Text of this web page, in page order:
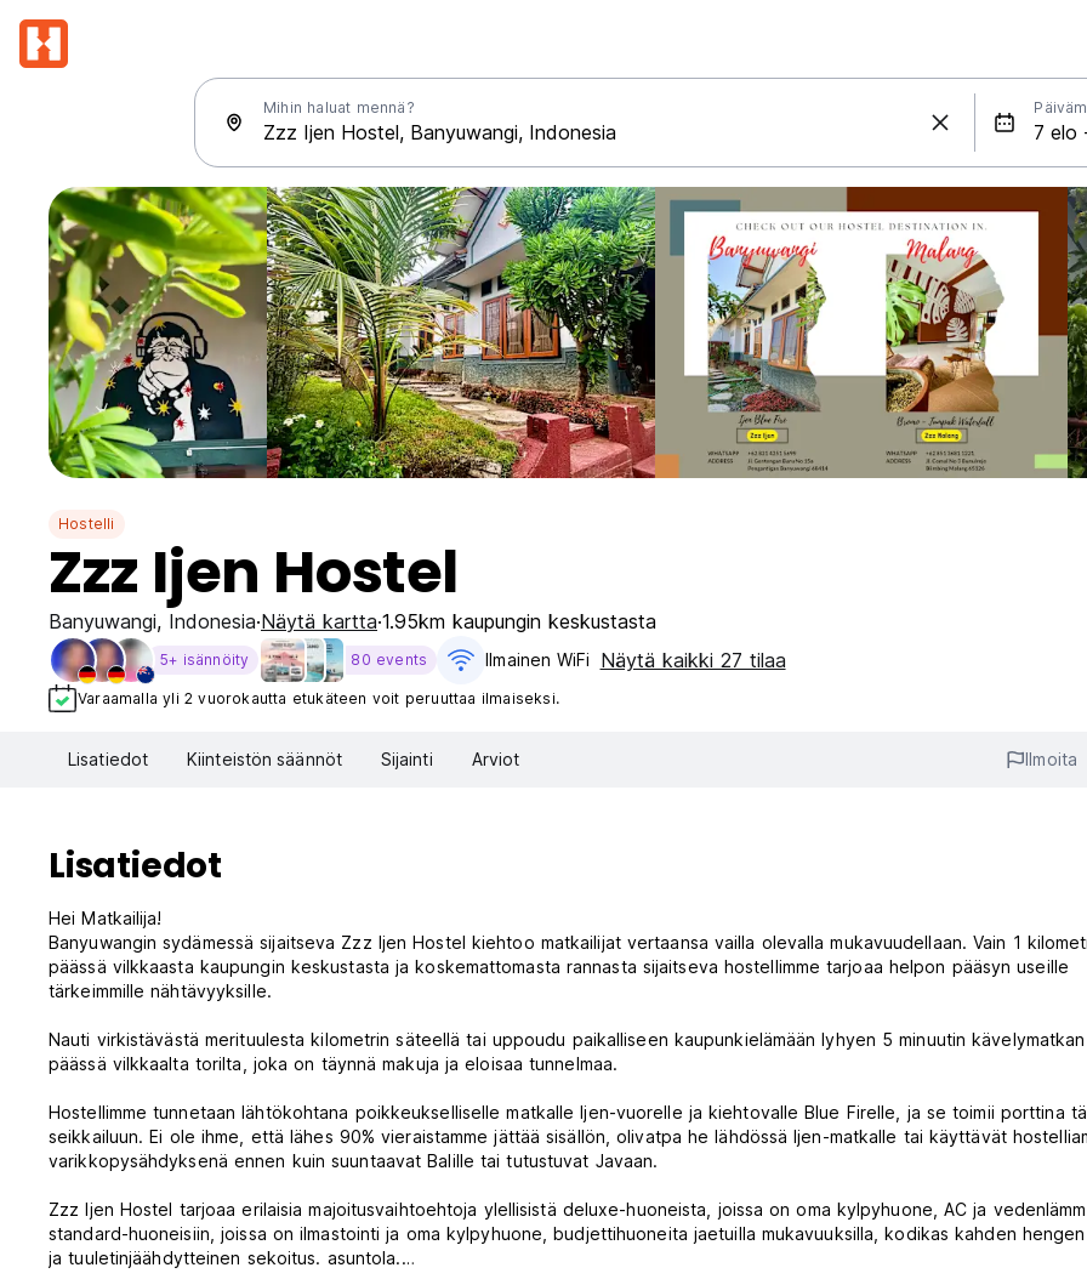
Mihin haluat mennä?
Hostelli
Zzz Ijen Hostel
Banyuwangi, Indonesia Näytä kartta 1.95km kaupungin keskustasta
5+ isännöity 80 events Ilmainen WiFi Näytä kaikki 27 tilaa
Varaamalla yli 2 vuorokautta etukäteen voit peruuttaa ilmaiseksi.
Lisatiedot Kiinteistön säännöt Sijainti Arviot Ilmoita
Lisatiedot
Hei Matkailija!
Banyuwangin sydämessä sijaitseva Zzz Ijen Hostel kiehtoo matkailijat vertaansa vailla olevalla mukavuudellaan. Vain 1
päässä vilkkaasta kaupungin keskustasta ja koskemattomasta rannasta sijaitseva hostellimme tarjoaa helpon pääsyn useille
tärkeimmille nähtävyyksille.
Nauti virkistävästä merituulesta kilometrin säteellä tai uppoudu paikalliseen kaupunkielämään lyhyen 5 minuutin kävelymatkan
päässä vilkkaalta torilta, joka on täynnä makuja ja eloisaa tunnelmaa.
Hostellimme tunnetaan lähtökohtana poikkeukselliselle matkalle Ijen-vuorelle ja kiehtovalle Blue Firelle, ja se toimii porttina
seikkailuun. Ei ole ihme, että lähes 90% vieraistamme jättää sisällön, olivatpa he lähdössä Ijen-matkalle tai käyttävät
varikkopysähdyksenä ennen kuin suuntaavat Balille tai tutustuvat Javaan.
Zzz Ijen Hostel tarjoaa erilaisia ​​majoitusvaihtoehtoja ylellisistä deluxe-huoneista, joissa on oma kylpyhuone, AC ja
standard-huoneisiin, joissa on ilmastointi ja oma kylpyhuone, budjettihuoneita jaetuilla mukavuuksilla, kodikas kahden
ja tuuletinjäähdytteinen sekoitus. asuntola.